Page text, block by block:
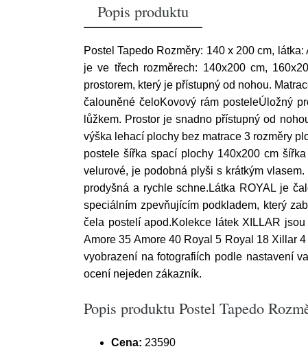
Popis produktu
Postel Tapedo Rozměry: 140 x 200 cm,
je ve třech rozměrech: 140x200 cm,
prostorem, který je přístupný od nohou.
čalouněné čeloKovový rám posteleÚložný
lůžkem. Prostor je snadno přístupný od
výška lehací plochy bez matrace 3 rozměry
postele šířka spací plochy 140x200 cm
velurové, je podobná plyši s krátkým
prodyšná a rychle schne.Látka ROYAL je
speciálním zpevňujícím podkladem, který
čela postelí apod.Kolekce látek XILLAR
Amore 35 Amore 40 Royal 5 Royal 18 Xillar
vyobrazení na fotografiích podle nastavení
ocení nejeden zákazník.
Popis produktu Postel Tapedo
Cena: 23590